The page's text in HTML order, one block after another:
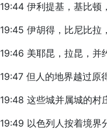
19:44 伊利提基，基比顿
19:45 伊胡得，比尼比拉
19:46 美耶昆，拉昆，并
19:47 但人的地界越过原
19:48 这些城并属城的村
19:49 以色列人按着境界